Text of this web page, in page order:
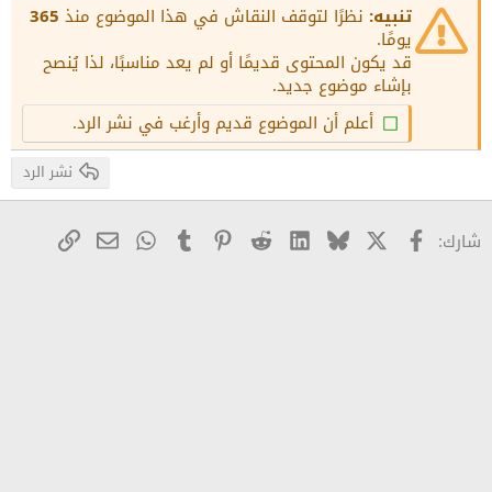
18
22
26
Georgia
Times New Roman
Trebuchet MS
Verdana
Justify text
عنوان 3 تنبيه: نظرًا لتوقف النقاش في هذا الموضوع منذ 365
يومًا.
قد يكون المحتوى قديمًا أو لم يعد مناسبًا، لذا يُنصح
بإشاء موضوع جديد.
أعلم أن الموضوع قديم وأرغب في نشر الرد.
نشر الرد
شارك: Facebook
X
Bluesky
LinkedIn
Reddit
Pinterest
Tumblr
WhatsApp
البريدرابط